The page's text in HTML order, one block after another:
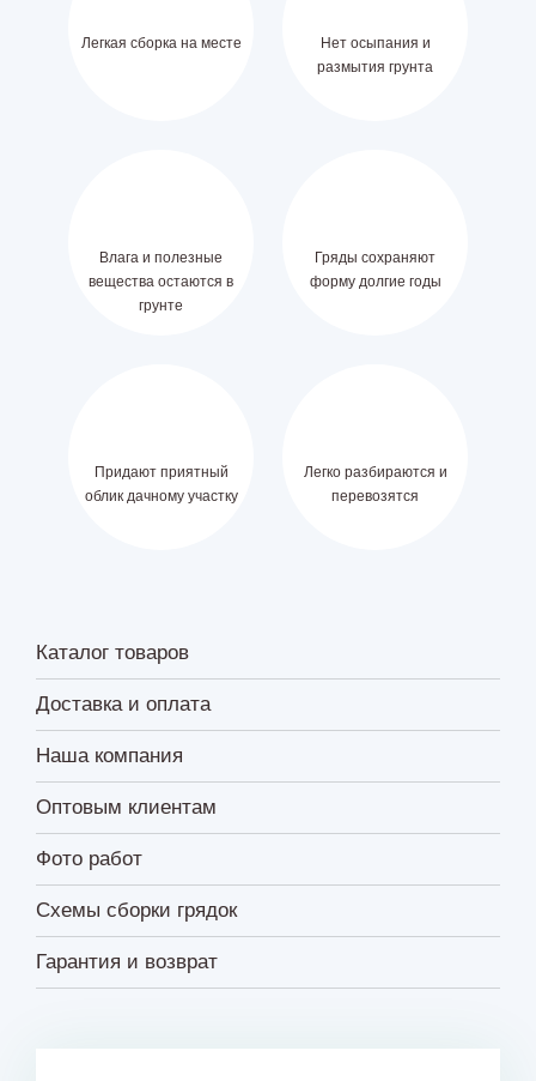
Легкая сборка на месте
Нет осыпания и
размытия грунта
Влага и полезные
вещества остаются в
грунте
Гряды сохраняют
форму долгие годы
Придают приятный
облик дачному участку
Легко разбираются и
перевозятся
Каталог товаров
Доставка и оплата
Наша компания
Оптовым клиентам
Фото работ
Схемы сборки грядок
Гарантия и возврат